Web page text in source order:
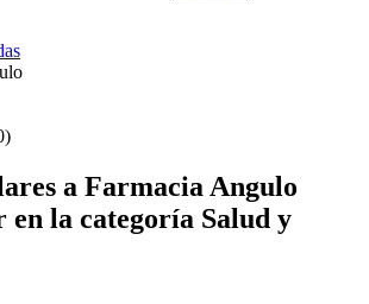
a Farmacia Angulo
la categoría Salud y